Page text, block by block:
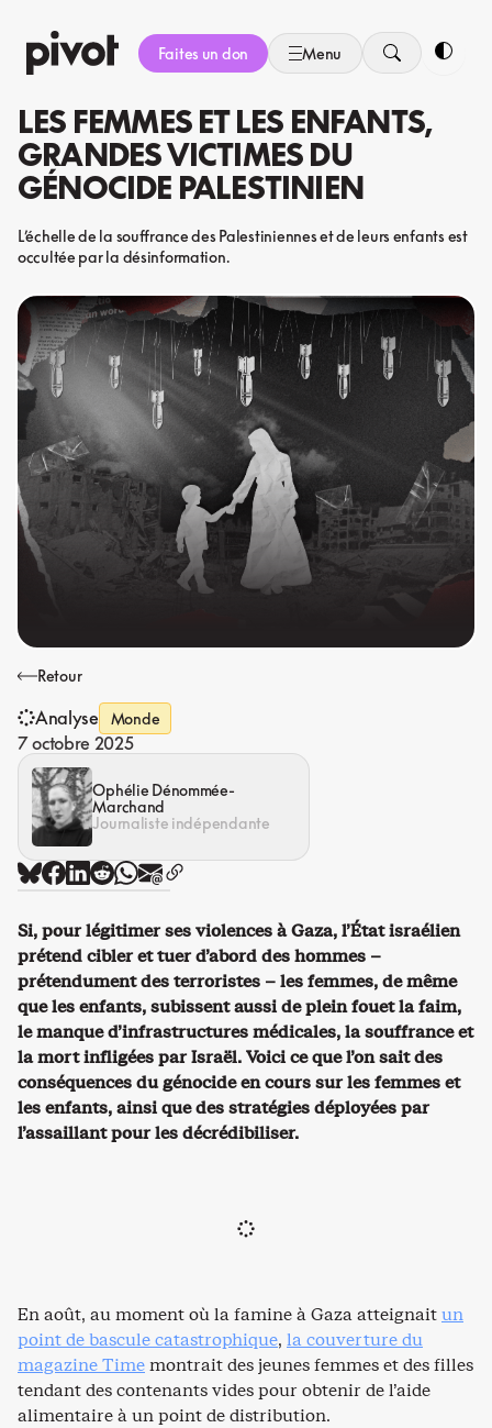
au
contenu
Faites un don Menu
LES FEMMES ET LES ENFANTS,
GRANDES VICTIMES DU
GÉNOCIDE PALESTINIEN
L’échelle de la souffrance des Palestiniennes et de leurs enfants est
occultée par la désinformation.
Retour
Analyse Monde
7 octobre 2025
Ophélie Dénommée-
Marchand
Journaliste indépendante
Si, pour légitimer ses violences à Gaza, l’État israélien
prétend cibler et tuer d’abord des hommes –
prétendument des terroristes – les femmes, de même
que les enfants, subissent aussi de plein fouet la faim,
le manque d’infrastructures médicales, la souffrance et
la mort infligées par Israël. Voici ce que l’on sait des
conséquences du génocide en cours sur les femmes et
les enfants, ainsi que des stratégies déployées par
l’assaillant pour les décrédibiliser.
En août, au moment où la famine à Gaza atteignaitun
point de bascule catastrophique, la couverture du
magazine Timemontrait des jeunes femmes et des filles
tendant des contenants vides pour obtenir de l’aide
alimentaire à un point de distribution.